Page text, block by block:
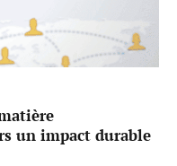
un impact durable